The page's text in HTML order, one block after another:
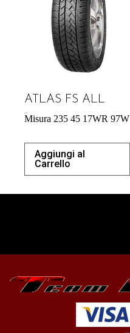
ATLAS FS ALL
Misura 235 45 17WR 97W
Aggiungi al
Carrello